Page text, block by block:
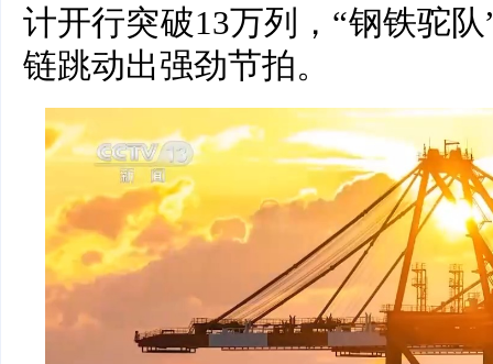
计开行突破13万列，“钢铁驼
链跳动出强劲节拍。